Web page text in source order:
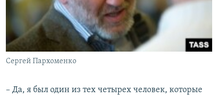
Сергей Пархоменко
– Да, я был один из тех четырех человек, которые